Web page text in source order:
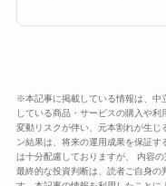
※本記事に掲載している情報は、中
している商品・サービスの購入や
変動リスクが伴い、元本割れが生じ
ン結果は、将来の運用成果を保証
は十分配慮しておりますが、 内容
最終的な投資判断は、読者ご自身の